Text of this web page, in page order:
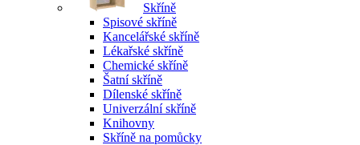
Skříně
Spisové skříně
Kancelářské skříně
Lékařské skříně
Chemické skříně
Šatní skříně
Dílenské skříně
Univerzální skříně
Knihovny
Skříně na pomůcky